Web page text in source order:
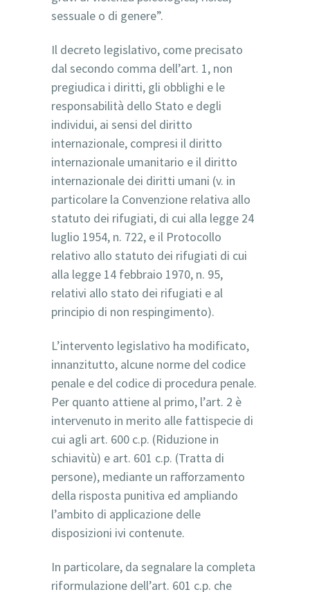
sessuale o di genere”.
Il decreto legislativo, come precisato
dal secondo comma dell’art. 1, non
pregiudica i diritti, gli obblighi e le
responsabilità dello Stato e degli
individui, ai sensi del diritto
internazionale, compresi il diritto
internazionale umanitario e il diritto
internazionale dei diritti umani (v. in
particolare la Convenzione relativa allo
statuto dei rifugiati, di cui alla legge 24
luglio 1954, n. 722, e il Protocollo
relativo allo statuto dei rifugiati di cui
alla legge 14 febbraio 1970, n. 95,
relativi allo stato dei rifugiati e al
principio di non respingimento).
L’intervento legislativo ha modificato,
innanzitutto, alcune norme del codice
penale e del codice di procedura penale.
Per quanto attiene al primo, l’art. 2 è
intervenuto in merito alle fattispecie di
cui agli art. 600 c.p. (Riduzione in
schiavitù) e art. 601 c.p. (Tratta di
persone), mediante un rafforzamento
della risposta punitiva ed ampliando
l’ambito di applicazione delle
disposizioni ivi contenute.
In particolare, da segnalare la completa
riformulazione dell’art. 601 c.p. che